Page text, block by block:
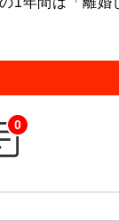
0